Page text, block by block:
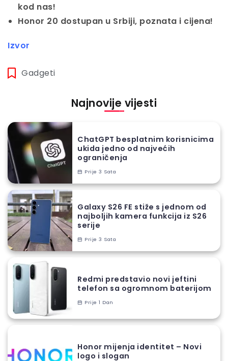
kod nas!
Honor 20 dostupan u Srbiji, poznata i cijena!
Izvor
Gadgeti
Najnovije vijesti
ChatGPT besplatnim korisnicima
ukida jedno od najvećih
ograničenja
Prije 3 Sata
Galaxy S26 FE stiže s jednom od
najboljih kamera funkcija iz S26
serije
Prije 3 Sata
Redmi predstavio novi jeftini
telefon sa ogromnom baterijom
Prije 1 Dan
Honor mijenja identitet – Novi
logo i slogan